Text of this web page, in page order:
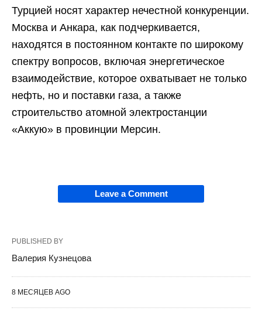
Турцией носят характер нечестной конкуренции.
Москва и Анкара, как подчеркивается,
находятся в постоянном контакте по широкому
спектру вопросов, включая энергетическое
взаимодействие, которое охватывает не только
нефть, но и поставки газа, а также
строительство атомной электростанции
«Аккую» в провинции Мерсин.
Leave a Comment
PUBLISHED BY
Валерия Кузнецова
8 МЕСЯЦЕВ AGO